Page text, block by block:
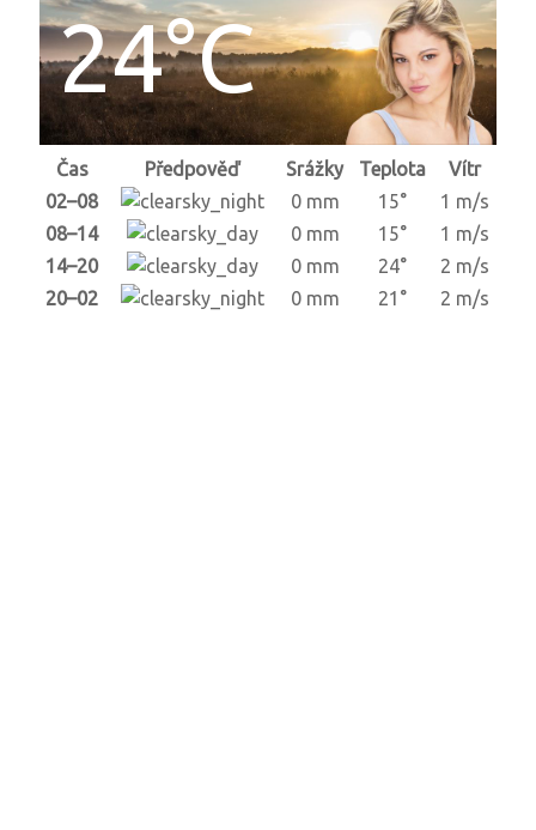
24°C
Čas Předpověď Srážky Teplota
Vítr
02–08
0 mm 15°
1 m/s
08–14
0 mm 15°
1 m/s
14–20
0 mm 24°
2 m/s
20–02
0 mm 21° 2 m/s